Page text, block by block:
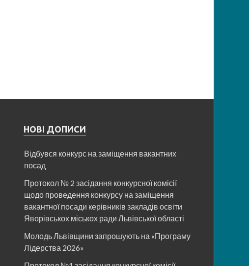
НОВІ ДОПИСИ
Відбувся конкурс на заміщення вакантних
посад
Протокол № 2 засідання конкурсної комісії
щодо проведення конкурсу на заміщення
вакантної посади керівників закладів освіти
Яворівськох міськох ради Львівської області
Молодь Львівщини запрошують на «Програму
Лідерства 2026»